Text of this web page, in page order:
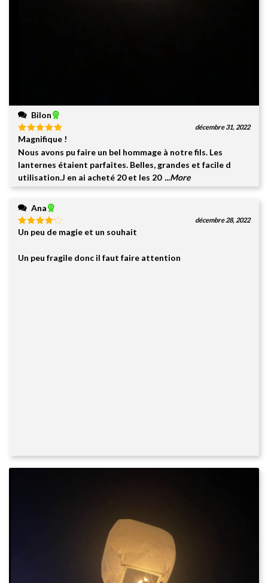
Bilon
Note5sur
5
décembre 31, 2022
Magnifique !
Nous avons pu faire un bel hommage à notre fils. Les
lanternes étaient parfaites. Belles, grandes et facile d
utilisation.J en ai acheté 20 et les 20 ...More
Ana
Note4
décembre 28, 2022
Un peu de magie et un souhait
Un peu fragile donc il faut faire attention